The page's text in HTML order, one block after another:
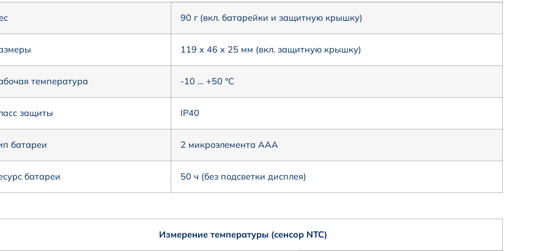
90 г (вкл. батарейки и защитную крышку)
119 x 46 x 25 мм (вкл. защитную крышку)
температура -10 … +50 °C
защиты IP40
батареи 2 микроэлемента ААА
батареи 50 ч (без подсветки дисплея)
Измерение температуры (сенсор NTC)